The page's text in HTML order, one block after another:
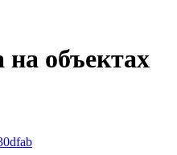
объектах